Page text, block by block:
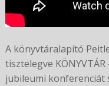
A könyvtáralapító
tisztelegve KÖNYVTÁR
jubileumi konferenciát